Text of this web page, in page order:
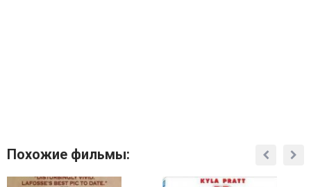
Похожие фильмы: